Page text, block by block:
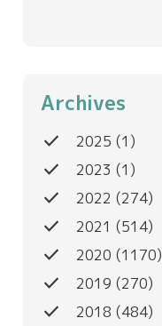
Archives
done 2025 (1)
done 2023 (1)
done 2022 (274)
done 2021 (514)
done 2020 (1170)
done 2019 (270)
done 2018 (484)